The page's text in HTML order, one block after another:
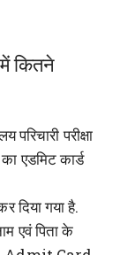
में कितने
परिचारी परीक्षा
एडमिट कार्ड
गया है.
एवं पिता के